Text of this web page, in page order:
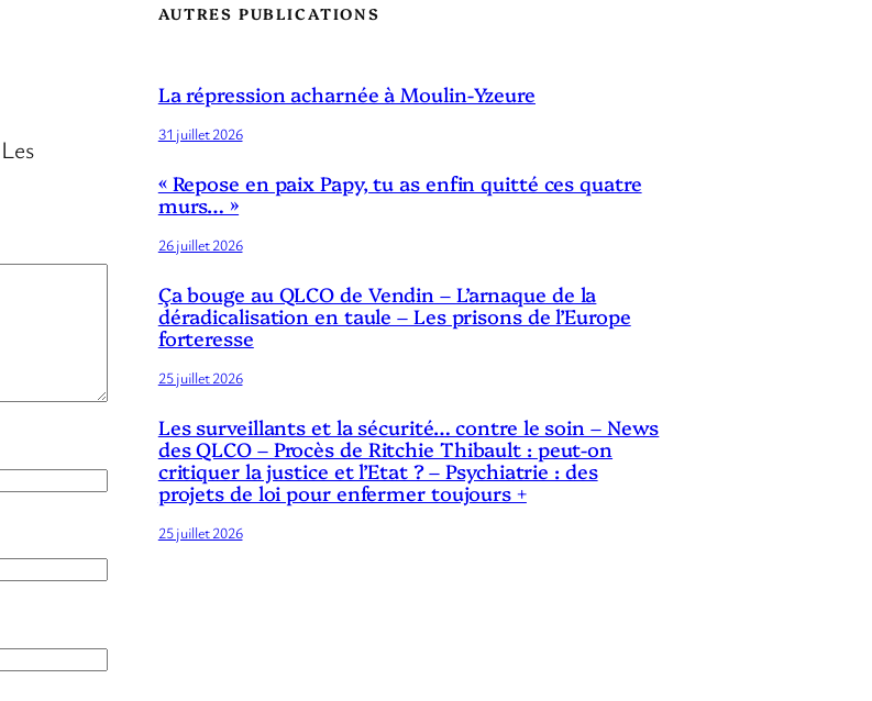
Les
AUTRES PUBLICATIONS
La répression acharnée à Moulin-Yzeure
31 juillet 2026
« Repose en paix Papy, tu as enfin quitté ces quatre
murs… »
26 juillet 2026
Ça bouge au QLCO de Vendin – L’arnaque de la
déradicalisation en taule – Les prisons de l’Europe
forteresse
25 juillet 2026
Les surveillants et la sécurité… contre le soin – News
des QLCO – Procès de Ritchie Thibault : peut-on
critiquer la justice et l’Etat ? – Psychiatrie : des
projets de loi pour enfermer toujours +
25 juillet 2026